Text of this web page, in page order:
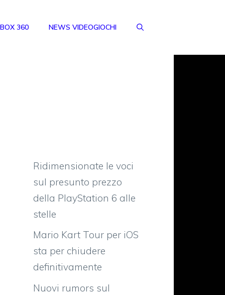
360 NEWS VIDEOGIOCHI
Ridimensionate le voci
sul presunto prezzo
della PlayStation 6 alle
stelle
Mario Kart Tour per iOS
sta per chiudere
definitivamente
Nuovi rumors sul